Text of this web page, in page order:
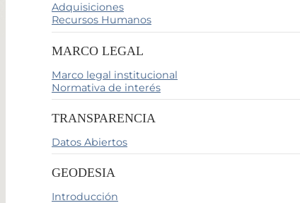
Adquisiciones
Recursos Humanos
MARCO LEGAL
Marco legal institucional
Normativa de interés
TRANSPARENCIA
Datos Abiertos
GEODESIA
Introducción